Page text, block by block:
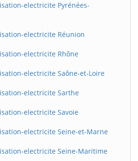
electricite Pyrénées-
electricite Réunion
electricite Rhône
electricite Saône-et-Loire
electricite Sarthe
electricite Savoie
electricite Seine-et-Marne
electricite Seine-Maritime